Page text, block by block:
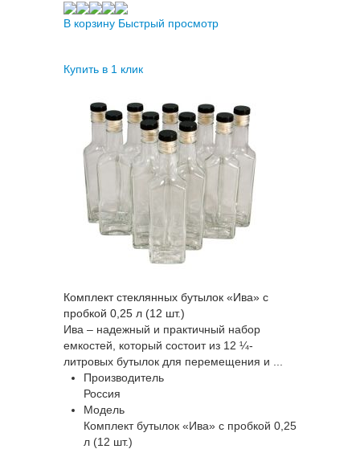
В корзину Быстрый просмотр
Купить в 1 клик
Комплект стеклянных бутылок «Ива» с
пробкой 0,25 л (12 шт.)
Ива – надежный и практичный набор
емкостей, который состоит из 12 ¼-
литровых бутылок для перемещения и ...
Производитель
Россия
Модель
Комплект бутылок «Ива» с пробкой 0,25
л (12 шт.)